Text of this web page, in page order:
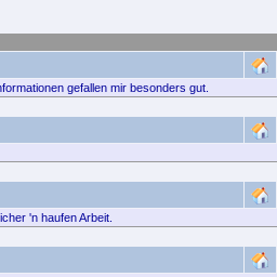
gefallen mir besonders gut.
'n haufen Arbeit.